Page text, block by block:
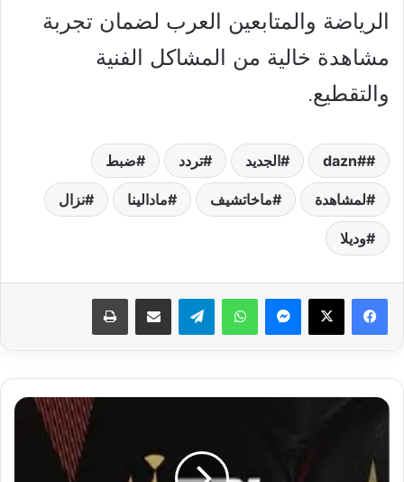
الرياضة والمتابعين العرب لضمان تجربة
مشاهدة خالية من المشاكل الفنية
والتقطيع.
#dazn الجديد تردد ضبط
لمشاهدة ماخاتشيف مادالينا نزال
وديلا
فيسبوك ‫X ماسنجر واتساب تيلقرام مشاركة عبر البريد طباعة
رابطة
الجدل